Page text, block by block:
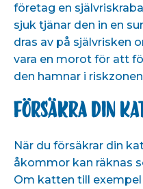
företag en
sjuk tjänar den in en
dras av på självrisken
vara en morot för att
den hamnar i
Försäkra din
När du försäkrar din
åkommor kan räknas
Om katten till